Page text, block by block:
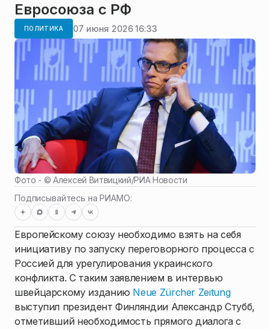
Евросоюза с РФ
ПОЛИТИКА 07 июня 2026 16:33
Фото - ©Алексей Витвицкий/РИА Новости
Подписывайтесь на РИАМО:
Европейскому союзу необходимо взять на себя
инициативу по запуску переговорного процесса с
Россией для урегулирования украинского
конфликта. С таким заявлением в интервью
швейцарскому изданию Neue Zürcher Zeitung
выступил президент Финляндии Александр Стубб,
отметивший необходимость прямого диалога с